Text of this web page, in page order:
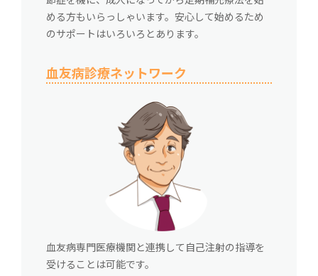
める方もいらっしゃいます。安心して始めるため
のサポートはいろいろとあります。
血友病診療ネットワーク
血友病専門医療機関と連携して自己注射の指導を
受けることは可能です。